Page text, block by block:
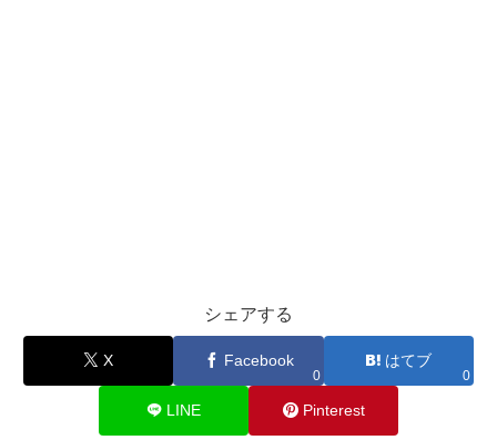
シェアする
X Facebook
0
はてブ
0
LINE Pinterest